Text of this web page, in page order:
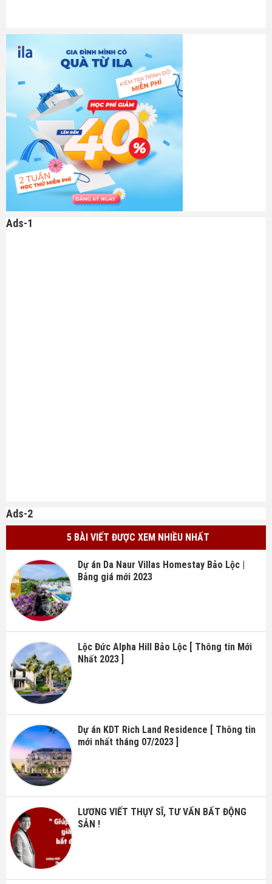
Ads-1
Ads-2
5 BÀI VIẾT ĐƯỢC XEM NHIỀU NHẤT
Dự án Da Naur Villas Homestay Bảo Lộc |
Bảng giá mới 2023
Lộc Đức Alpha Hill Bảo Lộc [ Thông tin Mới
Nhất 2023 ]
Dự án KDT Rich Land Residence [ Thông tin
mới nhất tháng 07/2023 ]
LƯƠNG VIẾT THỤY SĨ, TƯ VẤN BẤT ĐỘNG
SẢN !